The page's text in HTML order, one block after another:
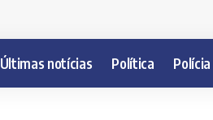
Últimas notícias Política Polícia